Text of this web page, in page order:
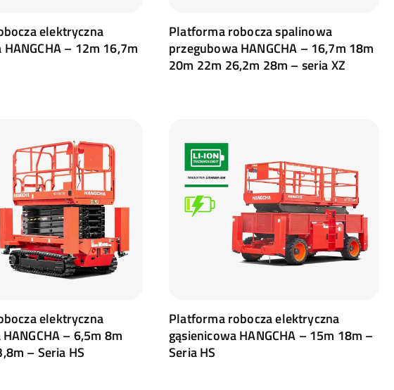
elektryczna
– 12m 16,7m
Platforma robocza spalinowa
przegubowa HANGCHA – 16,7m 18m
20m 22m 26,2m 28m – seria XZ
elektryczna
– 6,5m 8m
– Seria HS
Platforma robocza elektryczna
gąsienicowa HANGCHA – 15m 18m –
Seria HS